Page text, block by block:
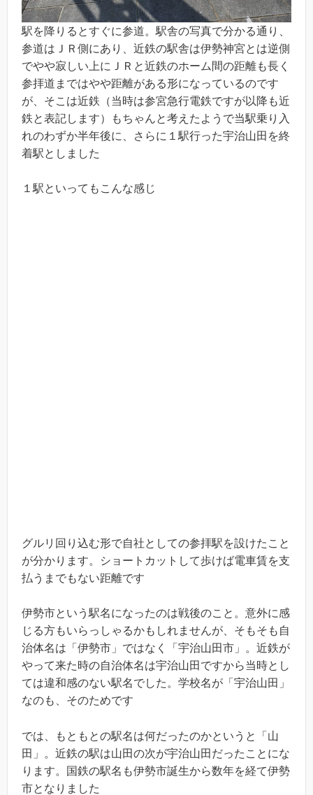
駅を降りるとすぐに参道。駅舎の写真で分かる通り、
参道はＪＲ側にあり、近鉄の駅舎は伊勢神宮とは逆側
でやや寂しい上にＪＲと近鉄のホーム間の距離も長く
参拝道まではやや距離がある形になっているのです
が、そこは近鉄（当時は参宮急行電鉄ですが以降も近
鉄と表記します）もちゃんと考えたようで当駅乗り入
れのわずか半年後に、さらに１駅行った宇治山田を終
着駅としました
１駅といってもこんな感じ
グルリ回り込む形で自社としての参拝駅を設けたこと
が分かります。ショートカットして歩けば電車賃を支
払うまでもない距離です
伊勢市という駅名になったのは戦後のこと。意外に感
じる方もいらっしゃるかもしれませんが、そもそも自
治体名は「伊勢市」ではなく「宇治山田市」。近鉄が
やって来た時の自治体名は宇治山田ですから当時とし
ては違和感のない駅名でした。学校名が「宇治山田」
なのも、そのためです
では、もともとの駅名は何だったのかというと「山
田」。近鉄の駅は山田の次が宇治山田だったことにな
ります。国鉄の駅名も伊勢市誕生から数年を経て伊勢
市となりました